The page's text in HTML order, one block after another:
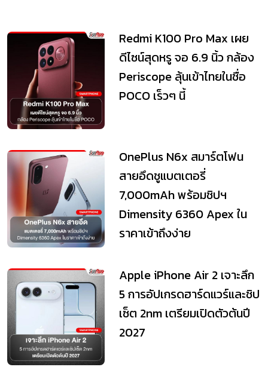
Redmi K100 Pro Max เผย
ดีไซน์สุดหรู จอ 6.9 นิ้ว กล้อง
Periscope ลุ้นเข้าไทยในชื่อ
POCO เร็วๆ นี้
OnePlus N6x สมาร์ตโฟน
สายอึดชูแบตเตอรี่
7,000mAh พร้อมชิปฯ
Dimensity 6360 Apex ใน
ราคาเข้าถึงง่าย
Apple iPhone Air 2 เจาะลึก
5 การอัปเกรดฮาร์ดแวร์และชิป
เซ็ต 2nm เตรียมเปิดตัวต้นปี
2027